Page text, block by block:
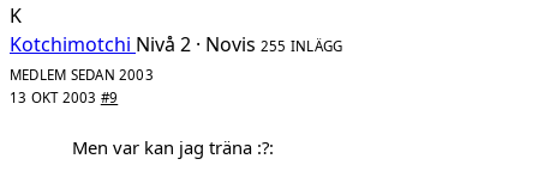
K
Kotchimotchi Nivå 2 · Novis 255 INLÄGG
MEDLEM SEDAN 2003
13 OKT 2003 #9
Men var kan jag träna :?: